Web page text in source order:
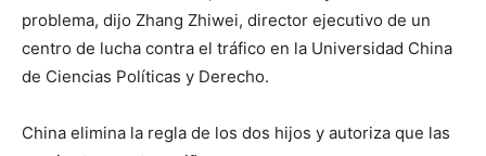
problema, dijo Zhang Zhiwei, director ejecutivo de un
centro de lucha contra el tráfico en la Universidad China
de Ciencias Políticas y Derecho.
China elimina la regla de los dos hijos y autoriza que las